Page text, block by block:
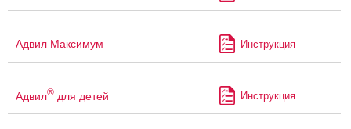
Адвил Максимум Инструкция
Адвил® для детей Инструкция